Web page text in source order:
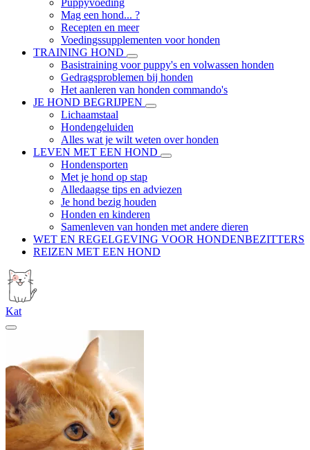
Puppyvoeding
Mag een hond... ?
Recepten en meer
Voedingssupplementen voor honden
TRAINING HOND
Basistraining voor puppy's en volwassen honden
Gedragsproblemen bij honden
Het aanleren van honden commando's
JE HOND BEGRIJPEN
Lichaamstaal
Hondengeluiden
Alles wat je wilt weten over honden
LEVEN MET EEN HOND
Hondensporten
Met je hond op stap
Alledaagse tips en adviezen
Je hond bezig houden
Honden en kinderen
Samenleven van honden met andere dieren
WET EN REGELGEVING VOOR HONDENBEZITTERS
REIZEN MET EEN HOND
Kat